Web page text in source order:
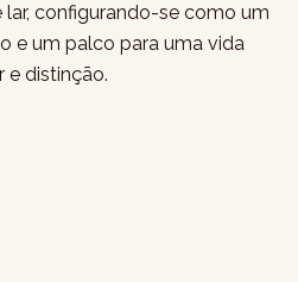
configurando-se como um
e um palco para uma vida
e distinção.